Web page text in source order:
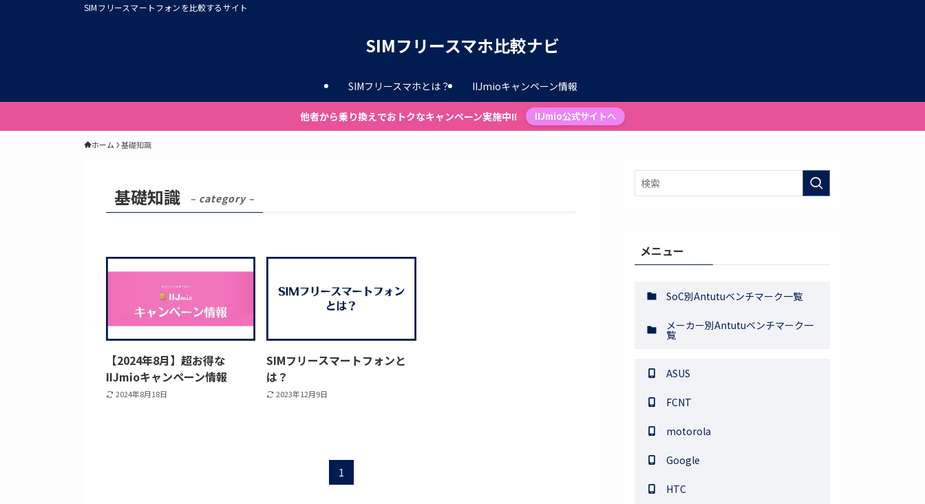
SIMフリースマートフォンを比較するサイト
SIMフリースマホ比較ナビ
SIMフリースマホとは？ IIJmioキャンペーン情報
他者から乗り換えでおトクなキャンペーン実施中!! IIJmio公式サイトへ
ホーム 基礎知識
基礎知識 – category –
【2024年8月】超お得な
IIJmioキャンペーン情報
2024年8月18日
SIMフリースマートフォンと
は？
2023年12月9日
1
メニュー
SoC別Antutuベンチマーク一覧
メーカー別Antutuベンチマーク一
覧
ASUS
FCNT
motorola
Google
HTC